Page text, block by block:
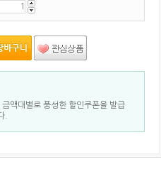
액대별로 풍성한 할인쿠폰을 발급
.